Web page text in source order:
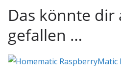
Das könnte dir
gefallen …